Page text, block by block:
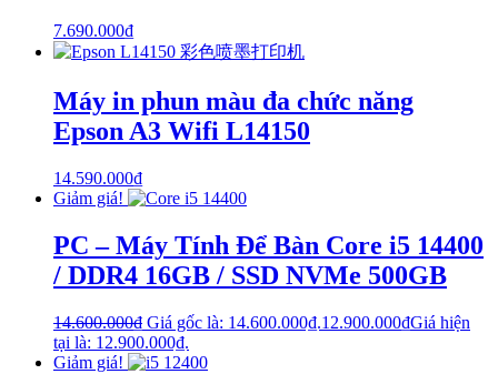
7.690.000₫
Máy in phun màu đa chức năng
Epson A3 Wifi L14150
14.590.000₫
Giảm giá!
PC – Máy Tính Để Bàn Core i5 14400
/ DDR4 16GB / SSD NVMe 500GB
14.600.000₫ Giá gốc là: 14.600.000₫.12.900.000₫Giá hiện
tại là: 12.900.000₫.
Giảm giá!